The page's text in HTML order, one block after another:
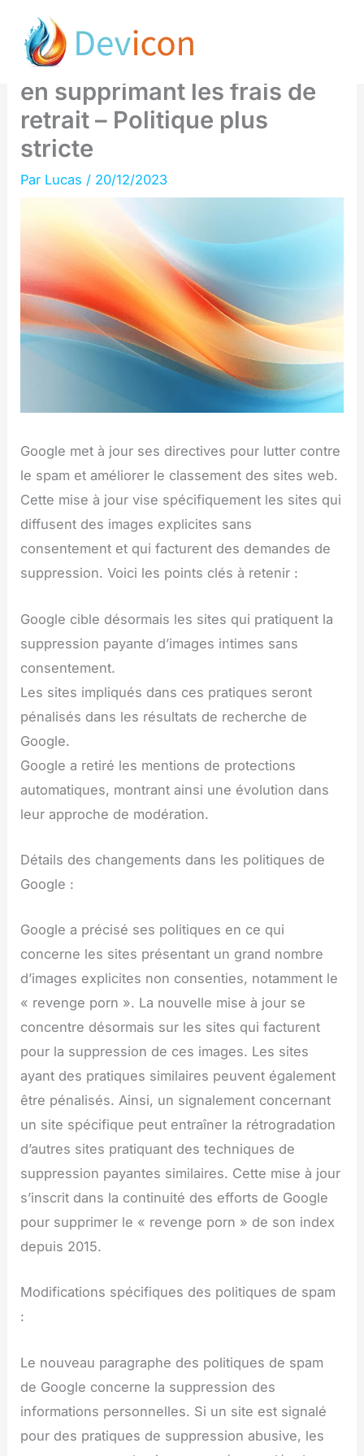
contenu
Google renforce sa lutte
contre les images explicites
en supprimant les frais de
retrait – Politique plus
stricte
Par Lucas / 20/12/2023
Google met à jour ses directives pour lutter contre
le spam et améliorer le classement des sites web.
Cette mise à jour vise spécifiquement les sites qui
diffusent des images explicites sans
consentement et qui facturent des demandes de
suppression. Voici les points clés à retenir :
Google cible désormais les sites qui pratiquent la
suppression payante d’images intimes sans
consentement.
Les sites impliqués dans ces pratiques seront
pénalisés dans les résultats de recherche de
Google.
Google a retiré les mentions de protections
automatiques, montrant ainsi une évolution dans
leur approche de modération.
Détails des changements dans les politiques de
Google :
Google a précisé ses politiques en ce qui
concerne les sites présentant un grand nombre
d’images explicites non consenties, notamment le
« revenge porn ». La nouvelle mise à jour se
concentre désormais sur les sites qui facturent
pour la suppression de ces images. Les sites
ayant des pratiques similaires peuvent également
être pénalisés. Ainsi, un signalement concernant
un site spécifique peut entraîner la rétrogradation
d’autres sites pratiquant des techniques de
suppression payantes similaires. Cette mise à jour
s’inscrit dans la continuité des efforts de Google
pour supprimer le « revenge porn » de son index
depuis 2015.
Modifications spécifiques des politiques de spam
:
Le nouveau paragraphe des politiques de spam
de Google concerne la suppression des
informations personnelles. Si un site est signalé
pour des pratiques de suppression abusive, les